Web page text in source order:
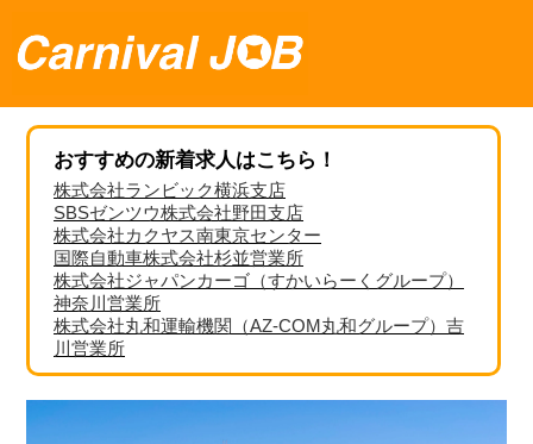
おすすめの新着求人はこちら！
株式会社ランビック横浜支店
SBSゼンツウ株式会社野田支店
株式会社カクヤス南東京センター
国際自動車株式会社杉並営業所
株式会社ジャパンカーゴ（すかいらーくグループ）
神奈川営業所
株式会社丸和運輸機関（AZ-COM丸和グループ）吉
川営業所